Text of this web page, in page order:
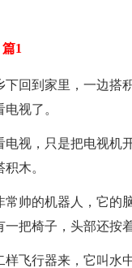
1
下回到家里，一边搭
视了。
电视，只是把电视机
木。
常帅的机器人，它的
把椅子，头部还按
样飞行器来，它叫水